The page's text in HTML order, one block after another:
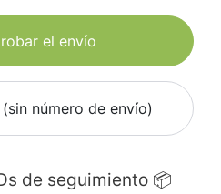
el envío
número de envío)
de seguimiento 📦